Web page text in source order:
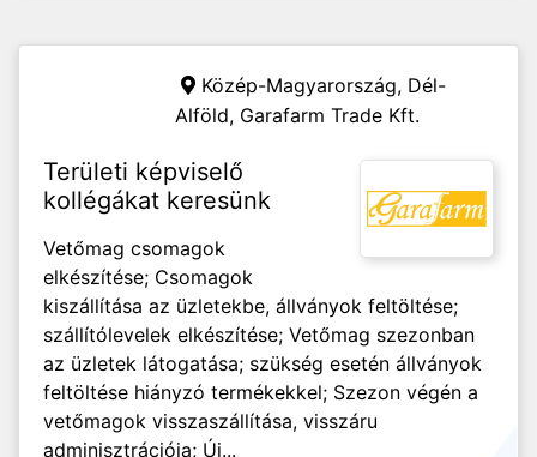
Közép-Magyarország, Dél-
Alföld, Garafarm Trade Kft.
Területi képviselő
kollégákat keresünk
Vetőmag csomagok
elkészítése; Csomagok
kiszállítása az üzletekbe, állványok feltöltése;
szállítólevelek elkészítése; Vetőmag szezonban
az üzletek látogatása; szükség esetén állványok
feltöltése hiányzó termékekkel; Szezon végén a
vetőmagok visszaszállítása, visszáru
adminisztrációja; Új...